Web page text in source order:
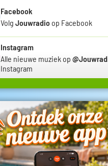
Facebook
Volg Jouwradio op Facebook
Instagram
Alle nieuwe muziek op
Instagram